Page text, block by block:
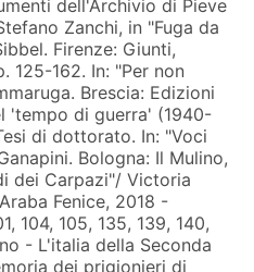
dell'Archivio di Pieve
Zanchi, in "Fuga da
Firenze: Giunti,
125-162. In: "Per non
Brescia: Edizioni
'tempo di guerra' (1940-
di dottorato. In: "Voci
Bologna: Il Mulino,
dei Carpazi"/ Victoria
Fenice, 2018 -
104, 105, 135, 139, 140,
- L'italia della Seconda
dei prigionieri di